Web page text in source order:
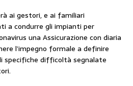
ai gestori, e ai familiari
a condurre gli impianti per
una Assicurazione con diaria
l’impegno formale a definire
specifiche difficoltà segnalate